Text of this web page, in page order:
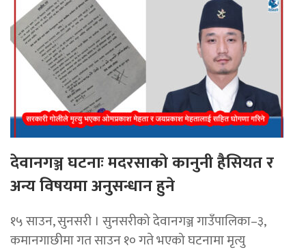
देवानगञ्ज घटनाः मदरसाको कानुनी हैसियत र
अन्य विषयमा अनुसन्धान हुने
१५ साउन, सुनसरी । सुनसरीको देवानगञ्ज गाउँपालिका–३,
कमानगाछीमा गत साउन १० गते भएको घटनामा मृत्यु